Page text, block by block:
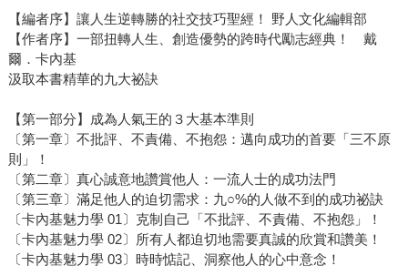
【編者序】讓人生逆轉勝的社交技巧聖經！ 野人文化編輯部
【作者序】一部扭轉人生、創造優勢的跨時代勵志經典！ 戴
爾．卡內基
汲取本書精華的九大祕訣
【第一部分】成為人氣王的３大基本準則
〔第一章〕不批評、不責備、不抱怨：邁向成功的首要「三不原
則」！
〔第二章〕真心誠意地讚賞他人：一流人士的成功法門
〔第三章〕滿足他人的迫切需求：九○%的人做不到的成功祕訣
〔卡內基魅力學 01〕克制自己「不批評、不責備、不抱怨」！
〔卡內基魅力學 02〕所有人都迫切地需要真誠的欣賞和讚美！
〔卡內基魅力學 03〕時時惦記、洞察他人的心中意念！